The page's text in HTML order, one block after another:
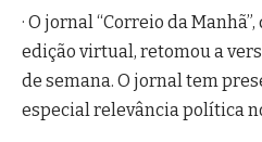
· O jornal “Correio da
edição virtual, retomou a
de semana. O jornal tem
especial relevância política